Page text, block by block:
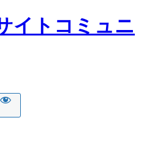
イトコミュニ